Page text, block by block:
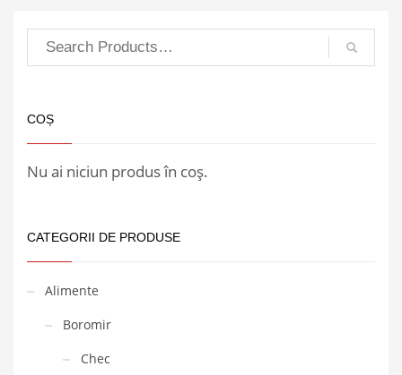
COȘ
Nu ai niciun produs în coș.
CATEGORII DE PRODUSE
Alimente
Boromir
Chec